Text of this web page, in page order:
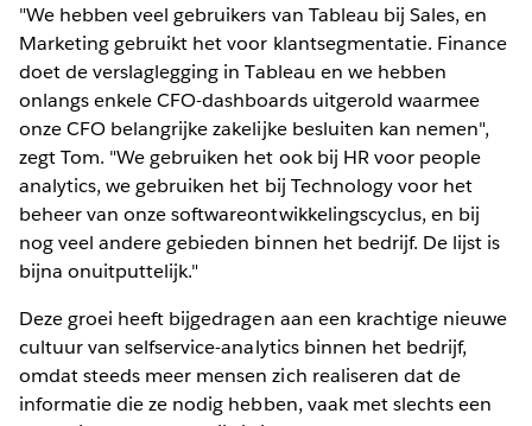
"We hebben veel gebruikers van Tableau bij Sales, en
Marketing gebruikt het voor klantsegmentatie. Finance
doet de verslaglegging in Tableau en we hebben
onlangs enkele CFO-dashboards uitgerold waarmee
onze CFO belangrijke zakelijke besluiten kan nemen",
zegt Tom. "We gebruiken het ook bij HR voor people
analytics, we gebruiken het bij Technology voor het
beheer van onze softwareontwikkelingscyclus, en bij
nog veel andere gebieden binnen het bedrijf. De lijst is
bijna onuitputtelijk."
Deze groei heeft bijgedragen aan een krachtige nieuwe
cultuur van selfservice-analytics binnen het bedrijf,
omdat steeds meer mensen zich realiseren dat de
informatie die ze nodig hebben, vaak met slechts een